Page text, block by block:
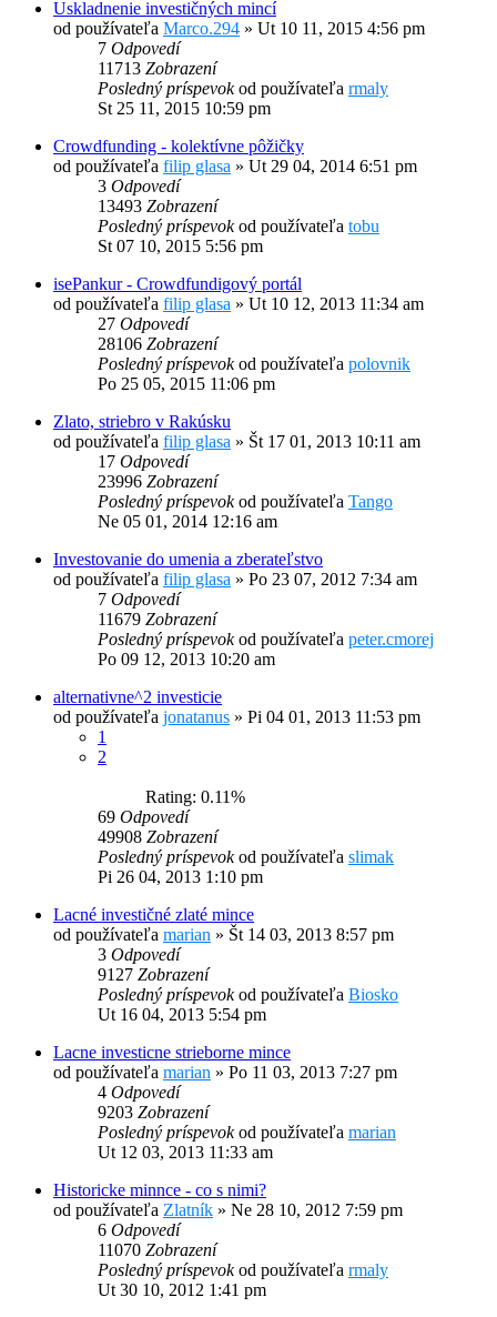
Uskladnenie investičných mincí
od používateľa Marco.294 » Ut 10 11, 2015 4:56 pm
7 Odpovedí
11713 Zobrazení
Posledný príspevokod používateľa rmaly
St 25 11, 2015 10:59 pm
Crowdfunding - kolektívne pôžičky
od používateľa filip glasa » Ut 29 04, 2014 6:51 pm
3 Odpovedí
13493 Zobrazení
Posledný príspevokod používateľa tobu
St 07 10, 2015 5:56 pm
isePankur - Crowdfundigový portál
od používateľa filip glasa » Ut 10 12, 2013 11:34 am
27 Odpovedí
28106 Zobrazení
Posledný príspevokod používateľa polovnik
Po 25 05, 2015 11:06 pm
Zlato, striebro v Rakúsku
od používateľa filip glasa » Št 17 01, 2013 10:11 am
17 Odpovedí
23996 Zobrazení
Posledný príspevokod používateľa Tango
Ne 05 01, 2014 12:16 am
Investovanie do umenia a zberateľstvo
od používateľa filip glasa » Po 23 07, 2012 7:34 am
7 Odpovedí
11679 Zobrazení
Posledný príspevokod používateľa peter.cmorej
Po 09 12, 2013 10:20 am
alternativne^2 investicie
od používateľa jonatanus » Pi 04 01, 2013 11:53 pm
1
2
Rating: 0.11%
69 Odpovedí
49908 Zobrazení
Posledný príspevokod používateľa slimak
Pi 26 04, 2013 1:10 pm
Lacné investičné zlaté mince
od používateľa marian » Št 14 03, 2013 8:57 pm
3 Odpovedí
9127 Zobrazení
Posledný príspevokod používateľa Biosko
Ut 16 04, 2013 5:54 pm
Lacne investicne strieborne mince
od používateľa marian » Po 11 03, 2013 7:27 pm
4 Odpovedí
9203 Zobrazení
Posledný príspevokod používateľa marian
Ut 12 03, 2013 11:33 am
Historicke minnce - co s nimi?
od používateľa Zlatník » Ne 28 10, 2012 7:59 pm
6 Odpovedí
11070 Zobrazení
Posledný príspevokod používateľa rmaly
Ut 30 10, 2012 1:41 pm